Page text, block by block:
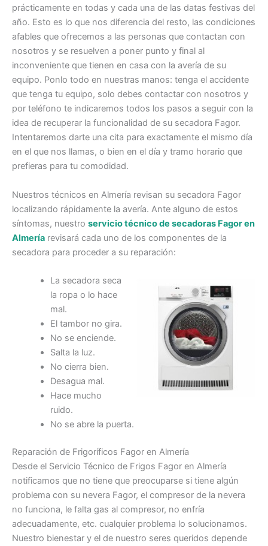
prácticamente en todas y cada una de las datas festivas del
año. Esto es lo que nos diferencia del resto, las condiciones
afables que ofrecemos a las personas que contactan con
nosotros y se resuelven a poner punto y final al
inconveniente que tienen en casa con la avería de su
equipo. Ponlo todo en nuestras manos: tenga el accidente
que tenga tu equipo, solo debes contactar con nosotros y
por teléfono te indicaremos todos los pasos a seguir con la
idea de recuperar la funcionalidad de su secadora Fagor.
Intentaremos darte una cita para exactamente el mismo día
en el que nos llamas, o bien en el día y tramo horario que
prefieras para tu comodidad.
Nuestros técnicos en Almería revisan su secadora Fagor
localizando rápidamente la avería. Ante alguno de estos
síntomas, nuestro servicio técnico de secadoras Fagor en
Almería revisará cada uno de los componentes de la
secadora para proceder a su reparación:
La secadora seca
la ropa o lo hace
mal.
El tambor no gira.
No se enciende.
Salta la luz.
No cierra bien.
Desagua mal.
Hace mucho
ruido.
No se abre la puerta.
Reparación de Frigoríficos Fagor en Almería
Desde el Servicio Técnico de Frigos Fagor en Almería
notificamos que no tiene que preocuparse si tiene algún
problema con su nevera Fagor, el compresor de la nevera
no funciona, le falta gas al compresor, no enfría
adecuadamente, etc. cualquier problema lo solucionamos.
Nuestro bienestar y el de nuestro seres queridos depende